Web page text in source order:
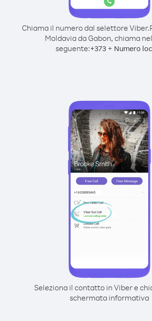
Chiama il numero dal selettore Viber.
Moldavia da Gabon, chiama
seguente:+373 + Numero
Seleziona il contatto in Viber e
schermata informativa